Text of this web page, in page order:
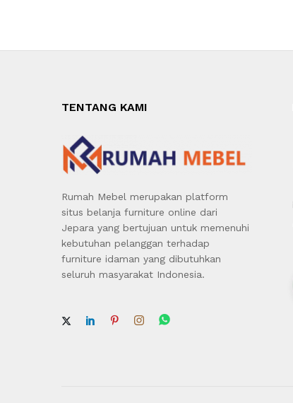
TENTANG KAMI
Rumah Mebel merupakan platform
situs belanja furniture online dari
Jepara yang bertujuan untuk memenuhi
kebutuhan pelanggan terhadap
furniture idaman yang dibutuhkan
seluruh masyarakat Indonesia.